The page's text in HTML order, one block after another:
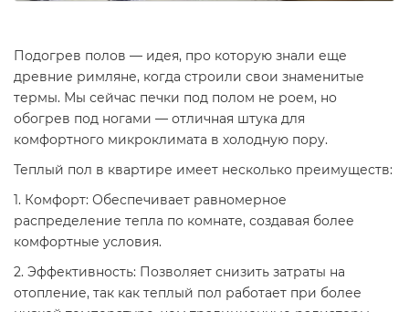
Подогрев полов — идея, про которую знали еще
древние римляне, когда строили свои знаменитые
термы. Мы сейчас печки под полом не роем, но
обогрев под ногами — отличная штука для
комфортного микроклимата в холодную пору.
Теплый пол в квартире имеет несколько преимуществ:
1. Комфорт: Обеспечивает равномерное
распределение тепла по комнате, создавая более
комфортные условия.
2. Эффективность: Позволяет снизить затраты на
отопление, так как теплый пол работает при более